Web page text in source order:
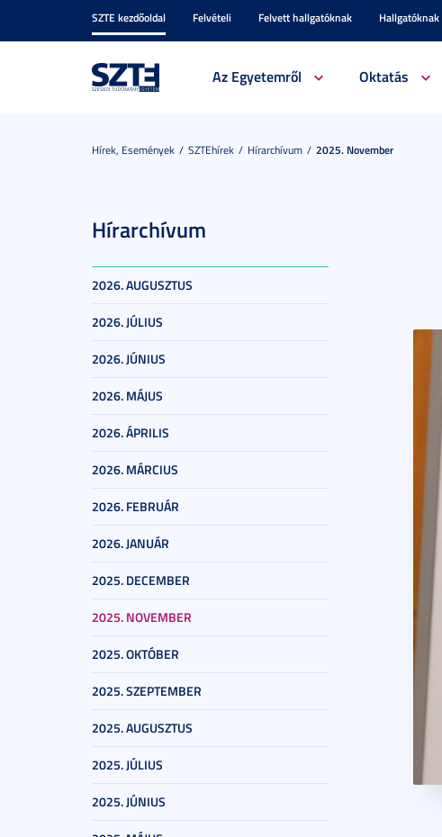
SZTE kezdőoldal Felvételi Felvett hallgatóknak Hallgatóknak
Az Egyetemről Oktatás
Hírek, Események SZTEhírek Hírarchívum 2025. November
Hírarchívum
2026. AUGUSZTUS
2026. JÚLIUS
2026. JÚNIUS
2026. MÁJUS
2026. ÁPRILIS
2026. MÁRCIUS
2026. FEBRUÁR
2026. JANUÁR
2025. DECEMBER
2025. NOVEMBER
2025. OKTÓBER
2025. SZEPTEMBER
2025. AUGUSZTUS
2025. JÚLIUS
2025. JÚNIUS